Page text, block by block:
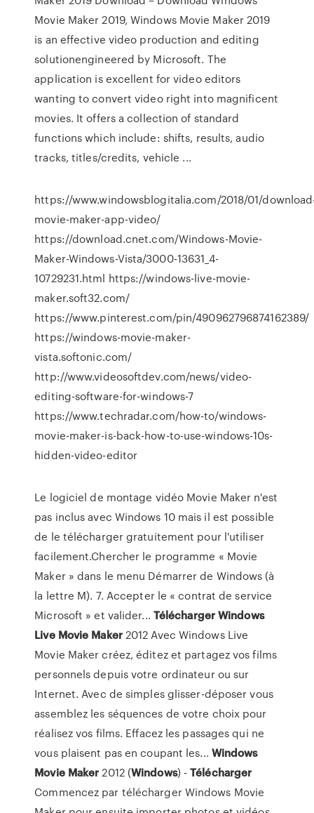
Movie Maker 2019, Windows Movie Maker 2019
is an effective video production and editing
solutionengineered by Microsoft. The
application is excellent for video editors
wanting to convert video right into magnificent
movies. It offers a collection of standard
functions which include: shifts, results, audio
tracks, titles/credits, vehicle ...
https://www.windowsblogitalia.com/2018/01/
movie-maker-app-video/
https://download.cnet.com/Windows-Movie-
Maker-Windows-Vista/3000-13631_4-
10729231.html https://windows-live-movie-
maker.soft32.com/
https://www.pinterest.com/pin/490962796874162389/
https://windows-movie-maker-
vista.softonic.com/
http://www.videosoftdev.com/news/video-
editing-software-for-windows-7
https://www.techradar.com/how-to/windows-
movie-maker-is-back-how-to-use-windows-10s-
hidden-video-editor
Le logiciel de montage vidéo Movie Maker n'est
pas inclus avec Windows 10 mais il est possible
de le télécharger gratuitement pour l'utiliser
facilement.Chercher le programme « Movie
Maker » dans le menu Démarrer de Windows (à
la lettre M). 7. Accepter le « contrat de service
Microsoft » et valider... TéléchargerWindows
Live Movie Maker2012 Avec Windows Live
Movie Maker créez, éditez et partagez vos films
personnels depuis votre ordinateur ou sur
Internet. Avec de simples glisser-déposer vous
assemblez les séquences de votre choix pour
réalisez vos films. Effacez les passages qui ne
vous plaisent pas en coupant les... Windows
Movie Maker2012 (Windows) -Télécharger
Commencez par télécharger Windows Movie